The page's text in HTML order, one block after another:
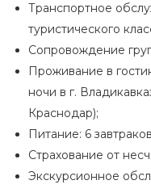
Транспортное
туристического
Сопровождение
Проживание в
ночи в г.
Краснодар);
Питание: 6
Страхование от
Экскурсионное